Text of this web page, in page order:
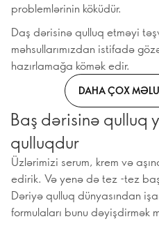
problemlərinin köküdür.
Daş dərisinə qulluq etməyi
məhsullarımızdan istifadə
hazırlamağa kömək edir.
DAHA ÇOX
Baş dərisinə qulluq
qulluqdur
Üzlərimizi serum, krem və
edirik. Və yenə də tez -tez
Dəriyə qulluq dünyasından
formulaları bunu dəyişdirmək